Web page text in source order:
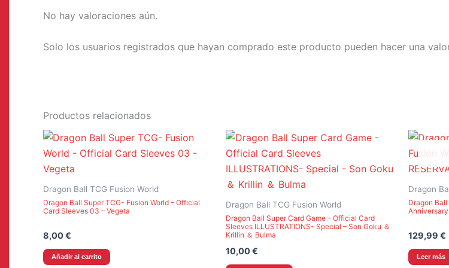
No hay valoraciones aún.
Solo los usuarios registrados que hayan comprado este producto pueden hacer una
Productos relacionados
Dragon Ball TCG Fusion World
Dragon Ball Super TCG- Fusion World – Official
Card Sleeves 03 – Vegeta
8,00€
Añadir al carrito
Dragon Ball TCG Fusion World
Dragon Ball Super Card Game – Official Card
Sleeves ILLUSTRATIONS- Special – Son Goku ＆
Krillin ＆ Bulma
10,00€
Dragon
Dragon Ball
Anniversary
129,99 €
Leer más